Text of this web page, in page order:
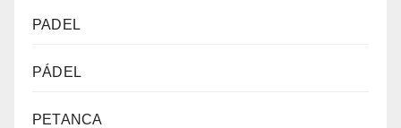
PADEL
PÁDEL
PETANCA